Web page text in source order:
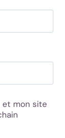
et mon site